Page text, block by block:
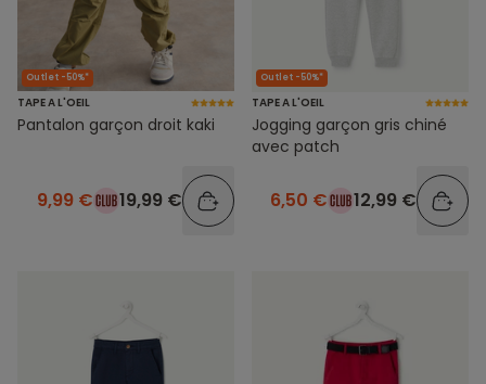
Outlet -50%*
TAPE A L'OEIL
Pantalon garçon droit kaki
9,99 € 19,99 €
Outlet -50%*
TAPE A L'OEIL
Jogging garçon gris chiné
avec patch
6,50 € 12,99 €